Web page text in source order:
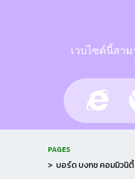
เวบไซต์นี้สา
PAGES
> บอร์ด บงกช คอมมิวนิตี้